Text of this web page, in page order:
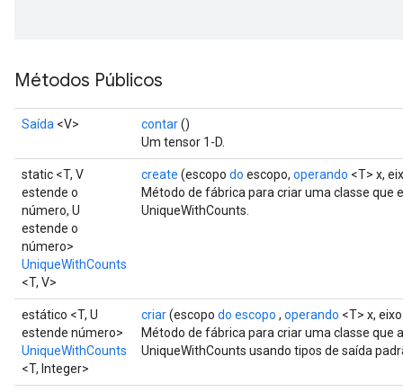
Métodos Públicos
Saída <V> contar()
Um tensor 1-D.
static <T, V
estende o
número, U
estende o
número>
UniqueWithCounts
<T, V>
create (escopo do escopo, operando <T> x,
Método de fábrica para criar uma classe que
UniqueWithCounts.
estático <T, U
estende número>
UniqueWithCounts
<T, Integer>
criar(escopo do escopo , operando <T> x,
Método de fábrica para criar uma classe que
UniqueWithCounts usando tipos de saída